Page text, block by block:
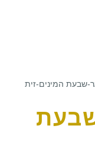
שבעת המינים-זית